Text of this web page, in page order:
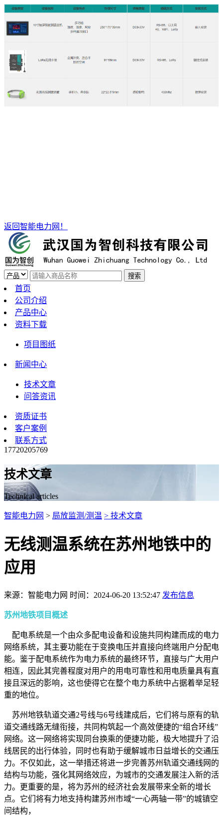
返回智能电力网！
首页
公司介绍
产品中心
资料下载
项目图纸
新闻中心
技术文章
问答资讯
资质证书
客户案例
联系方式
17720205769
技术文章
Technical articles
智能电力网 > 局放监测/测温 > 技术文章
无线测温系统在苏州地铁中的
应用
来源：智能电力网 时间：2024-06-20 13:52:47 发布信息
苏州地铁项目概述
配电系统是一个由众多配电设备和设施共同构建而成的电力
网络系统，其主要功能在于变换电压并直接向终端用户分配电
能。鉴于配电系统作为电力系统的最终环节，直接与广大用户
相连，因此其完善程度对用户的用电可靠性和用电质量具有直
接且深远的影响，这也使得它在整个电力系统中占据着举足轻
重的地位。
苏州地铁轨道交通2号线与6号线建成后，它们将与原有的轨
道交通线路无缝衔接，共同构筑起一个高效便捷的“组合环线”
网络。这一网络将实现同台换乘的便捷功能，极大地提升了沿
线居民的出行体验，同时也有助于缓解城市日益增长的交通压
力。不仅如此，这一举措还将进一步完善苏州轨道交通线网的
结构与功能，强化其网络效应，为城市的交通发展注入新的活
力。更重要的是，将为苏州的经济社会发展带来全新的增长
点。它们将有力地支持构建苏州市域“一心两轴一带”的城镇空
间结构，